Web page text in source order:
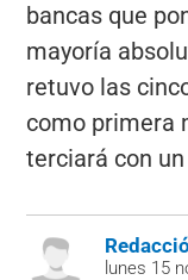
bancas que
mayoría
retuvo las
como primera
terciará con
lunes 15